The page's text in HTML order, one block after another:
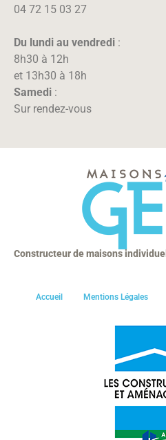
04 72 15 03 27
Du lundi au vendredi :
8h30 à 12h
et 13h30 à 18h
Samedi :
Sur rendez-vous
Constructeur de maisons
Accueil Mentions Légales